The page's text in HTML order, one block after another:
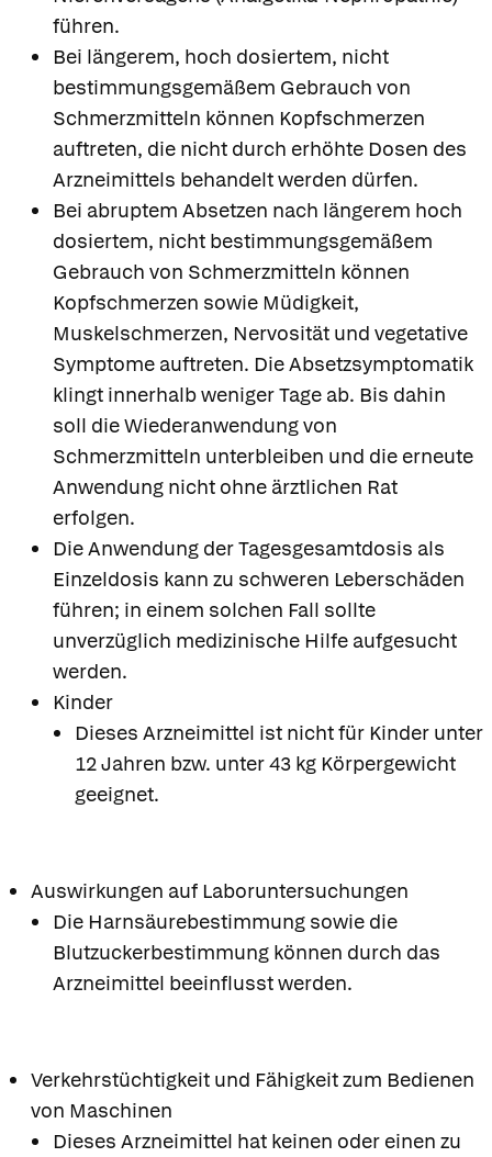
führen.
Bei längerem, hoch dosiertem, nicht
bestimmungsgemäßem Gebrauch von
Schmerzmitteln können Kopfschmerzen
auftreten, die nicht durch erhöhte Dosen des
Arzneimittels behandelt werden dürfen.
Bei abruptem Absetzen nach längerem hoch
dosiertem, nicht bestimmungsgemäßem
Gebrauch von Schmerzmitteln können
Kopfschmerzen sowie Müdigkeit,
Muskelschmerzen, Nervosität und vegetative
Symptome auftreten. Die Absetzsymptomatik
klingt innerhalb weniger Tage ab. Bis dahin
soll die Wiederanwendung von
Schmerzmitteln unterbleiben und die erneute
Anwendung nicht ohne ärztlichen Rat
erfolgen.
Die Anwendung der Tagesgesamtdosis als
Einzeldosis kann zu schweren Leberschäden
führen; in einem solchen Fall sollte
unverzüglich medizinische Hilfe aufgesucht
werden.
Kinder
Dieses Arzneimittel ist nicht für Kinder unter
12 Jahren bzw. unter 43 kg Körpergewicht
geeignet.
Auswirkungen auf Laboruntersuchungen
Die Harnsäurebestimmung sowie die
Blutzuckerbestimmung können durch das
Arzneimittel beeinflusst werden.
Verkehrstüchtigkeit und Fähigkeit zum Bedienen
von Maschinen
Dieses Arzneimittel hat keinen oder einen zu